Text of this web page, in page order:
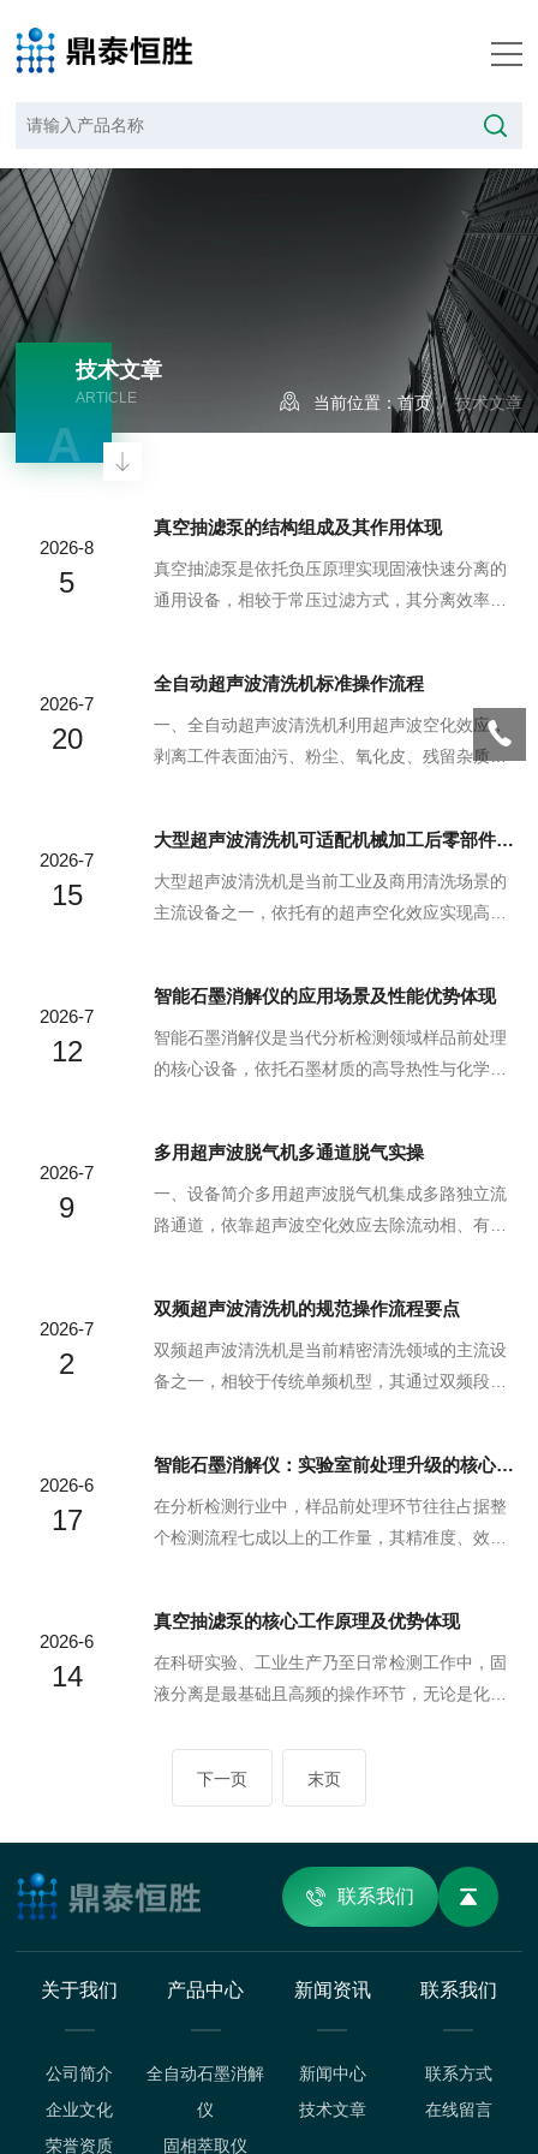
技术文章
ARTICLE
A
当前位置：首页/ 技术文章
2026-8
5
真空抽滤泵的结构组成及其作用体现
真空抽滤泵是依托负压原理实现固液快速分离的
通用设备，相较于常压过滤方式，其分离效率更
等领域应用十分广泛。真空抽滤泵的工作原理：1.
负压形成机制：泵体启动后，内置的动力组件持
续运转，将抽滤系统内的气体向外抽取，使系统
置于布氏漏斗内，待处理的固液混合样品加入
后，负压环境会让滤液快速穿过滤材的孔隙，固
体颗粒被截留...
2026-7
20
全自动超声波清洗机标准操作流程
一、全自动超声波清洗机利用超声波空化效应，
剥离工件表面油污、粉尘、氧化皮、残留杂质，
皿、模具配件等清洗场景。为规范设备操作、保
障清洗质量、规避设备故障与安全风险，统一作
业标准，特制定本标准操作流程。二、开机前检
裂、无漏水、超声波振板无脱落、无锈蚀。确认
设备各功能按键、指示灯正常，无水渍、短路、
老化隐患，杜绝...
2026-7
15
大型超声波清洗机可适配机械加工后零部件的切削液
大型超声波清洗机是当前工业及商用清洗场景的
主流设备之一，依托有的超声空化效应实现高效
与基础构造：1.空化效应清洁逻辑：设备工作时超
声波能量通过清洗介质传递，在液体中形成疏密
交替的压力波动，负压阶段液体内部会产生大量
及缝隙内的各类附着物，无需依赖高强度摩擦即
可实现深度清洁。2.槽体与循环系统设计：大型设
备的清洗槽...
2026-7
12
智能石墨消解仪的应用场景及性能优势体现
智能石墨消解仪是当代分析检测领域样品前处理
的核心设备，依托石墨材质的高导热性与化学惰
为后续重金属、元素含量检测提供稳定合格的待
测液，是实验室提效、降本、保精准的核心装
备。智能石墨消解仪适配多元应用场景：1.环境检
属、营养盐等指标的检测前处理需求，适配不同
基体的环境样品处理要求。2.食品粮油方向：覆盖
粮食、油料、...
2026-7
9
多用超声波脱气机多通道脱气实操
一、设备简介多用超声波脱气机集成多路独立流
路通道，依靠超声波空化效应去除流动相、有机
步完成脱气作业，提升实验数据稳定性，避免气
泡造成压力波动、基线漂移、出峰异常。二、实
操前准备1.设备检查查看多用超声波脱气机各通道
制面板按键、温度、超声功率调节功能正常；确
认各通道电磁阀、导流管路通畅，无干涸溶剂结
晶堵塞。2.溶...
2026-7
2
双频超声波清洗机的规范操作流程要点
双频超声波清洗机是当前精密清洗领域的主流设
备之一，相较于传统单频机型，其通过双频段超
等多个场景都有广泛应用。双频超声波清洗机的
核心工作原理与结构特性：1.双频协同的超声发生
机制：设备内置两套独立的超声换能系统，一套
效应更强，能快速震松物件表面附着的顽固大块
污渍、油垢；高频段超声穿透能力更优，可深入
物件缝隙、微孔...
2026-6
17
智能石墨消解仪：实验室前处理升级的核心载体
在分析检测行业中，样品前处理环节往往占据整
个检测流程七成以上的工作量，其精准度、效率
临消解环节的痛点：传统电热板消解受热不均、
耗时久、人工依赖度高，微波消解设备昂贵、对
操作人员专业性要求高、大批量样品处理效率
升的行业需求。智能石墨消解仪的出现，恰好填
补这一市场空白，成为实验室前处理智能化升级
2026-6
14
真空抽滤泵的核心工作原理及优势体现
在科研实验、工业生产乃至日常检测工作中，固
液分离是最基础且高频的操作环节，无论是化学
生产中的物料提纯、废水处理，都离不开高效的
固液分离设备。传统重力过滤依赖液体自身重力
能完成，还容易出现过滤不均、滤液浑浊、残渣
含水率高等问题，真空抽滤泵的出现，正是为了
下一页 末页
联系我们
关于我们
公司简介
企业文化
荣誉资质
产品中心
全自动石墨消解
仪
固相萃取仪
新闻资讯
新闻中心
技术文章
联系我们
联系方式
在线留言